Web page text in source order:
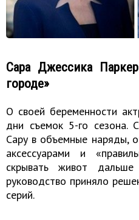
Сара Джессика
городе»
О своей беременности
дни съемок 5-го сезона.
Сару в объемные наряды,
аксессуарами и
скрывать живот
руководство приняло
серий.